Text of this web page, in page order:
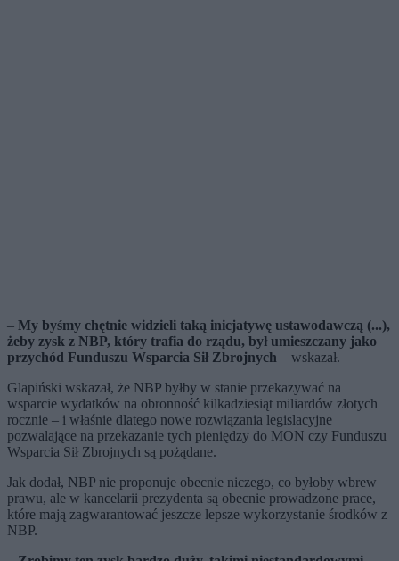
– My byśmy chętnie widzieli taką inicjatywę ustawodawczą (...),
żeby zysk z NBP, który trafia do rządu, był umieszczany jako
przychód Funduszu Wsparcia Sił Zbrojnych – wskazał.
Glapiński wskazał, że NBP byłby w stanie przekazywać na
wsparcie wydatków na obronność kilkadziesiąt miliardów złotych
rocznie – i właśnie dlatego nowe rozwiązania legislacyjne
pozwalające na przekazanie tych pieniędzy do MON czy Funduszu
Wsparcia Sił Zbrojnych są pożądane.
Jak dodał, NBP nie proponuje obecnie niczego, co byłoby wbrew
prawu, ale w kancelarii prezydenta są obecnie prowadzone prace,
które mają zagwarantować jeszcze lepsze wykorzystanie środków z
NBP.